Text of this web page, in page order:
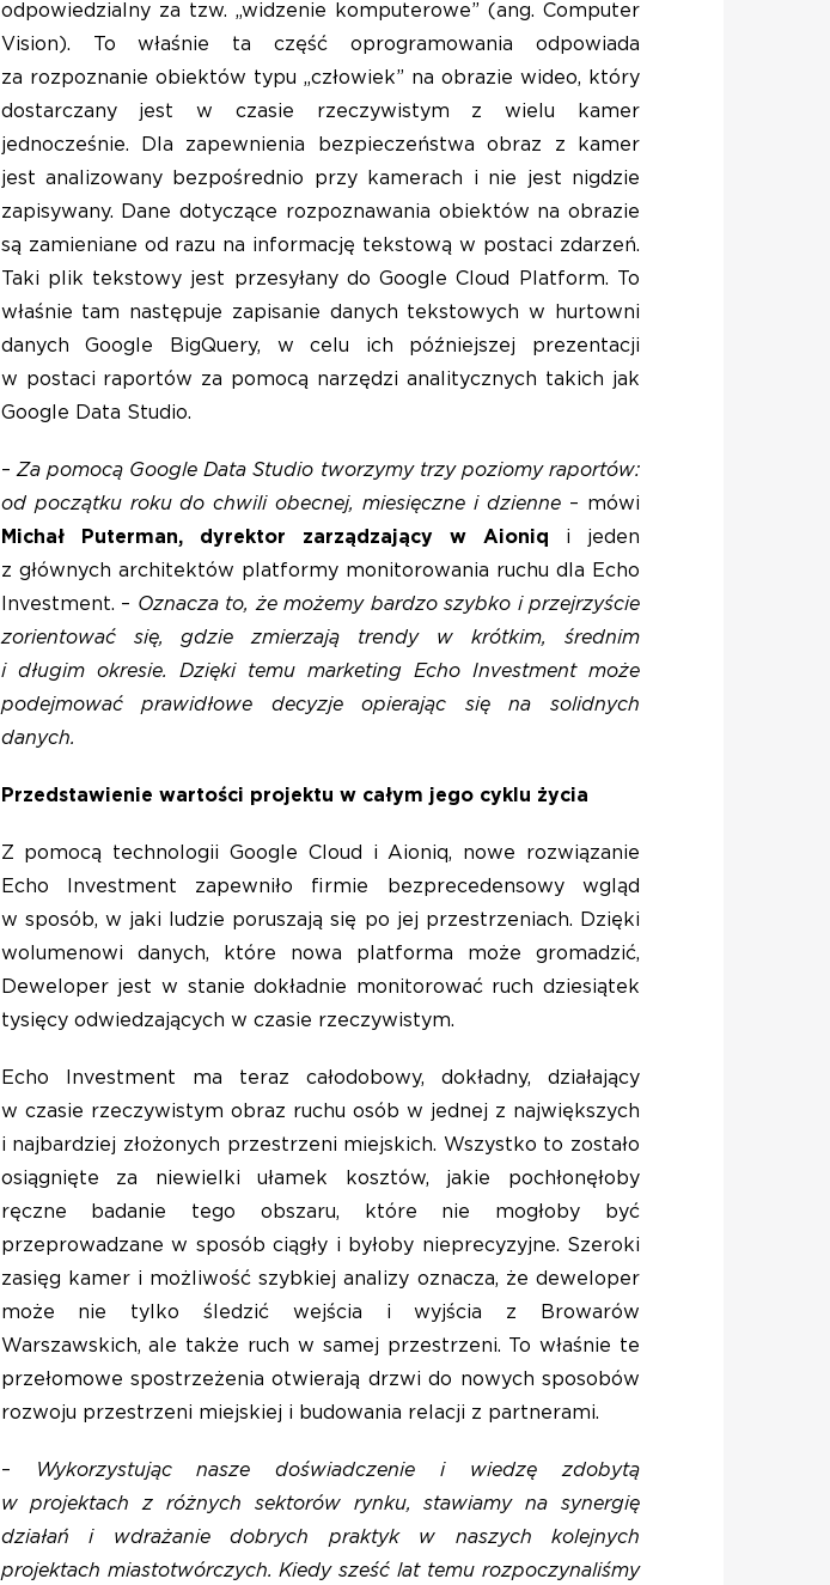
odpowiedzialny za tzw. „widzenie komputerowe” (ang. Computer
Vision). To właśnie ta część oprogramowania odpowiada
za rozpoznanie obiektów typu „człowiek” na obrazie wideo, który
dostarczany jest w czasie rzeczywistym z wielu kamer
jednocześnie. Dla zapewnienia bezpieczeństwa obraz z kamer
jest analizowany bezpośrednio przy kamerach i nie jest nigdzie
zapisywany. Dane dotyczące rozpoznawania obiektów na obrazie
są zamieniane od razu na informację tekstową w postaci zdarzeń.
Taki plik tekstowy jest przesyłany do Google Cloud Platform. To
właśnie tam następuje zapisanie danych tekstowych w hurtowni
danych Google BigQuery, w celu ich późniejszej prezentacji
w postaci raportów za pomocą narzędzi analitycznych takich jak
Google Data Studio.
– Za pomocą Google Data Studio tworzymy trzy poziomy raportów:
od początku roku do chwili obecnej, miesięczne i dzienne – mówi
Michał Puterman, dyrektor zarządzający w Aioniq i jeden
z głównych architektów platformy monitorowania ruchu dla Echo
Investment. – Oznacza to, że możemy bardzo szybko i przejrzyście
zorientować się, gdzie zmierzają trendy w krótkim, średnim
i długim okresie. Dzięki temu marketing Echo Investment może
podejmować prawidłowe decyzje opierając się na solidnych
danych.
Przedstawienie wartości projektu w całym jego cyklu życia
Z pomocą technologii Google Cloud i Aioniq, nowe rozwiązanie
Echo Investment zapewniło firmie bezprecedensowy wgląd
w sposób, w jaki ludzie poruszają się po jej przestrzeniach. Dzięki
wolumenowi danych, które nowa platforma może gromadzić,
Deweloper jest w stanie dokładnie monitorować ruch dziesiątek
tysięcy odwiedzających w czasie rzeczywistym.
Echo Investment ma teraz całodobowy, dokładny, działający
w czasie rzeczywistym obraz ruchu osób w jednej z największych
i najbardziej złożonych przestrzeni miejskich. Wszystko to zostało
osiągnięte za niewielki ułamek kosztów, jakie pochłonęłoby
ręczne badanie tego obszaru, które nie mogłoby być
przeprowadzane w sposób ciągły i byłoby nieprecyzyjne. Szeroki
zasięg kamer i możliwość szybkiej analizy oznacza, że deweloper
może nie tylko śledzić wejścia i wyjścia z Browarów
Warszawskich, ale także ruch w samej przestrzeni. To właśnie te
przełomowe spostrzeżenia otwierają drzwi do nowych sposobów
rozwoju przestrzeni miejskiej i budowania relacji z partnerami.
–
Wykorzystując nasze doświadczenie i wiedzę zdobytą
w projektach z różnych sektorów rynku, stawiamy na synergię
działań i wdrażanie dobrych praktyk w naszych kolejnych
projektach miastotwórczych. Kiedy sześć lat temu rozpoczynaliśmy